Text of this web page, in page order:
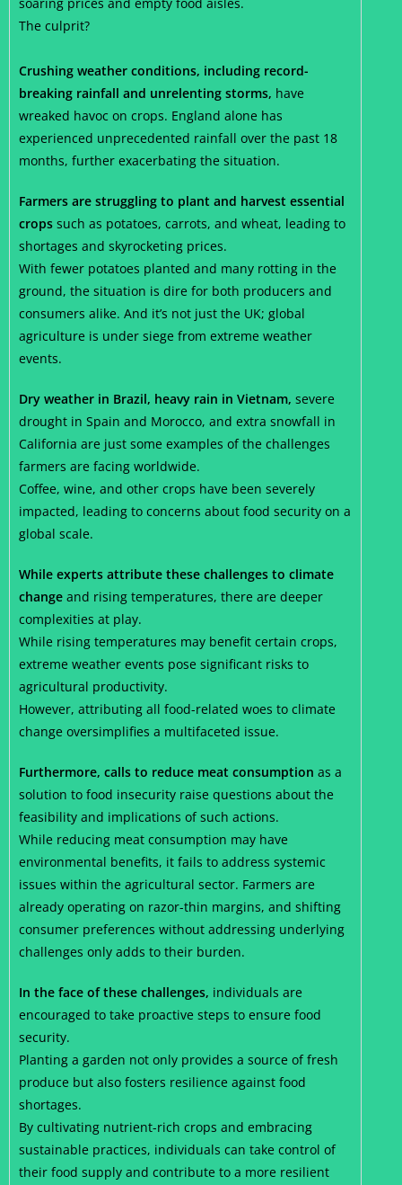
The culprit?
Crushing weather conditions, including record-
breaking rainfall and unrelenting storms, have
wreaked havoc on crops. England alone has
experienced unprecedented rainfall over the past 18
months, further exacerbating the situation.
Farmers are struggling to plant and harvest essential
crops such as potatoes, carrots, and wheat, leading to
shortages and skyrocketing prices.
With fewer potatoes planted and many rotting in the
ground, the situation is dire for both producers and
consumers alike. And it’s not just the UK; global
agriculture is under siege from extreme weather
events.
Dry weather in Brazil, heavy rain in Vietnam, severe
drought in Spain and Morocco, and extra snowfall in
California are just some examples of the challenges
farmers are facing worldwide.
Coffee, wine, and other crops have been severely
impacted, leading to concerns about food security on a
global scale.
While experts attribute these challenges to climate
change and rising temperatures, there are deeper
complexities at play.
While rising temperatures may benefit certain crops,
extreme weather events pose significant risks to
agricultural productivity.
However, attributing all food-related woes to climate
change oversimplifies a multifaceted issue.
Furthermore, calls to reduce meat consumption as a
solution to food insecurity raise questions about the
feasibility and implications of such actions.
While reducing meat consumption may have
environmental benefits, it fails to address systemic
issues within the agricultural sector. Farmers are
already operating on razor-thin margins, and shifting
consumer preferences without addressing underlying
challenges only adds to their burden.
In the face of these challenges, individuals are
encouraged to take proactive steps to ensure food
security.
Planting a garden not only provides a source of fresh
produce but also fosters resilience against food
shortages.
By cultivating nutrient-rich crops and embracing
sustainable practices, individuals can take control of
their food supply and contribute to a more resilient